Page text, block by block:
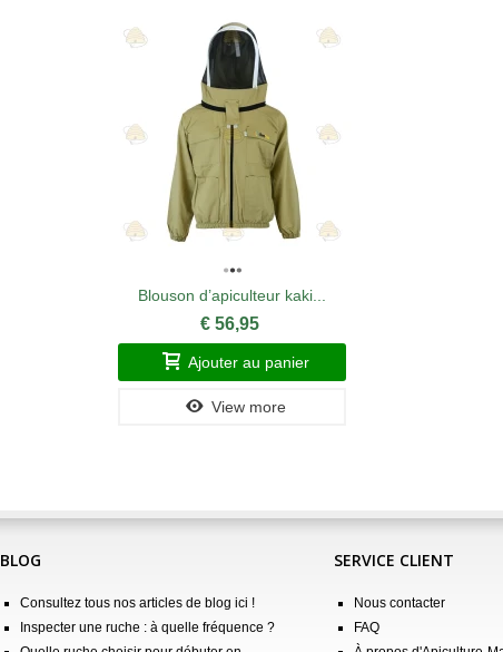
Blouson d’apiculteur kaki...
€ 56,95
Ajouter au panier
View more
BLOG
Consultez tous nos articles de blog ici !
Inspecter une ruche : à quelle fréquence ?
SERVICE CLIENT
Nous contacter
FAQ